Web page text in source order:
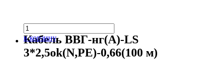
в корзину
Кабель ВВГ-нг(А)-LS
3*2,5ok(N,PE)-0,66(100 м)